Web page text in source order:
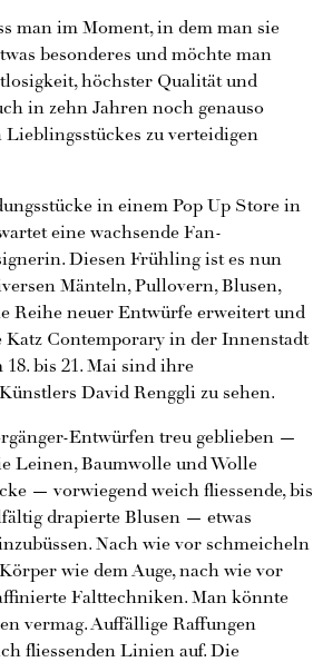
man im Moment, in dem man sie
besonderes und möchte man
höchster Qualität und
in zehn Jahren noch genauso
Lieblingsstückes zu verteidigen
in einem Pop Up Store in
eine wachsende Fan-
Diesen Frühling ist es nun
Mänteln, Pullovern, Blusen,
Reihe neuer Entwürfe erweitert und
Contemporary in der Innenstadt
bis 21. Mai sind ihre
David Renggli zu sehen.
Entwürfen treu geblieben —
Leinen, Baumwolle und Wolle
— vorwiegend weich fliessende, bis
drapierte Blusen — etwas
Nach wie vor schmeicheln
wie dem Auge, nach wie vor
Falttechniken. Man könnte
vermag. Auffällige Raffungen
fliessenden Linien auf. Die